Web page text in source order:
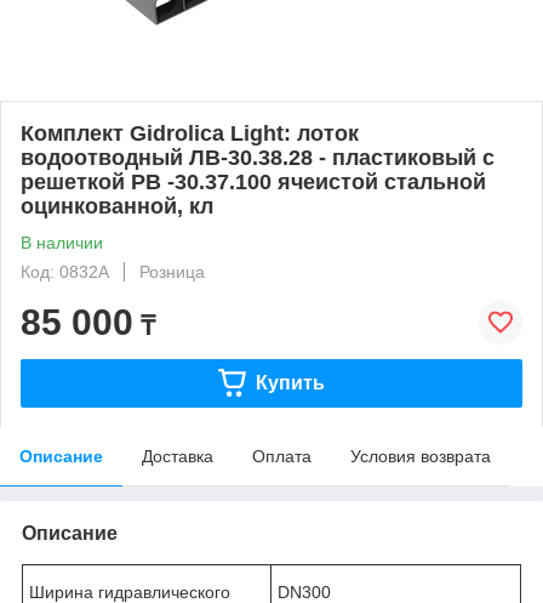
Комплект Gidrolica Light: лоток
водоотводный ЛВ-30.38.28 - пластиковый c
решеткой РВ -30.37.100 ячеистой стальной
оцинкованной, кл
В наличии
Код: 0832A
Розница
85 000 ₸
Купить
Описание Доставка Оплата Условия возврата
Описание
Ширина гидравлического
DN300